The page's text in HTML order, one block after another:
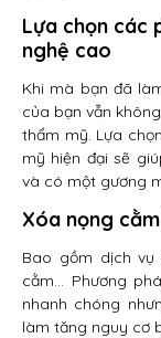
Lựa chọn các
nghệ cao
Khi mà bạn đã
của bạn vẫn
thẩm mỹ. Lựa
mỹ hiện đại sẽ
và có một gương
Xóa nọng
Bao gồm dịch
cằm… Phương
nhanh chóng
làm tăng nguy cơ